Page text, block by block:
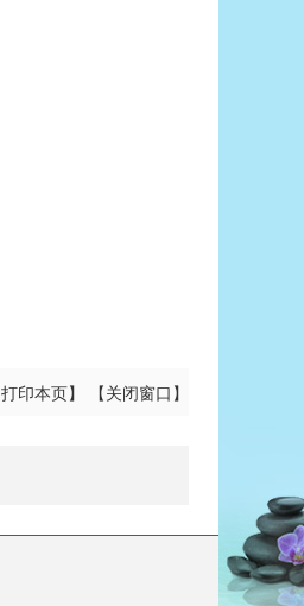
打印本页】 【关闭窗口 】